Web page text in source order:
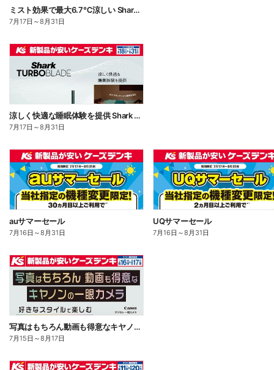
ミスト効果で最大6.7℃涼しい Shark FLEXBREEZE PRO MIST
7月17日 ～8月31日
涼しく快適な睡眠体験を提供 Shark TUBOBLADE
7月17日 ～8月31日
auサマーセール
7月16日 ～8月31日
UQサマーセール
7月16日 ～8月31日
写真はもちろん動画も得意なキヤノンの一眼カメラ
7月15日 ～8月17日